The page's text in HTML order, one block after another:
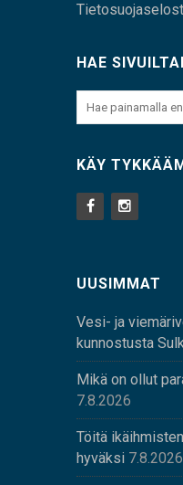
HAE
KÄY
UUSIMMAT
Vesi- ja
kunnostusta
Mikä on ollut
7.8.2026
Töitä
hyväksi 7.8.2026